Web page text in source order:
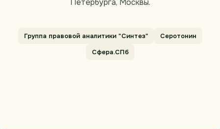
Петербурга, Москвы.
Группа правовой аналитики "Синтез"
Серотонин
Сфера.СПб